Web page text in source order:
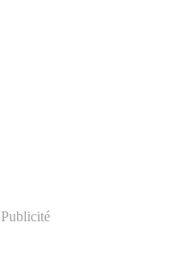
Publicité